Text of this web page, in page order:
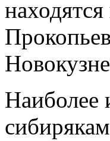
Наиболее